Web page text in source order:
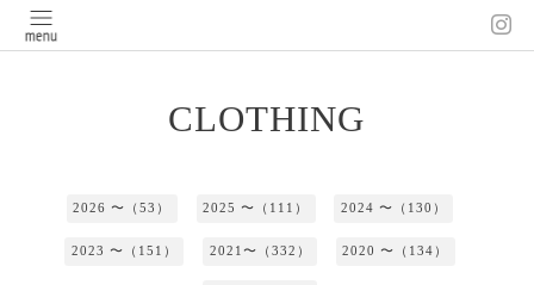
CLOTHING
2026 〜（53） 2025 〜（111） 2024 〜（130）
2023 〜（151） 2021〜（332） 2020 〜（134）